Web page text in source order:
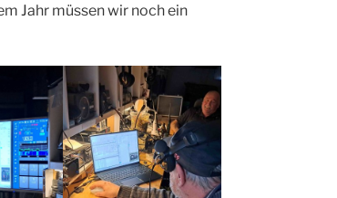
Jahr müssen wir noch ein